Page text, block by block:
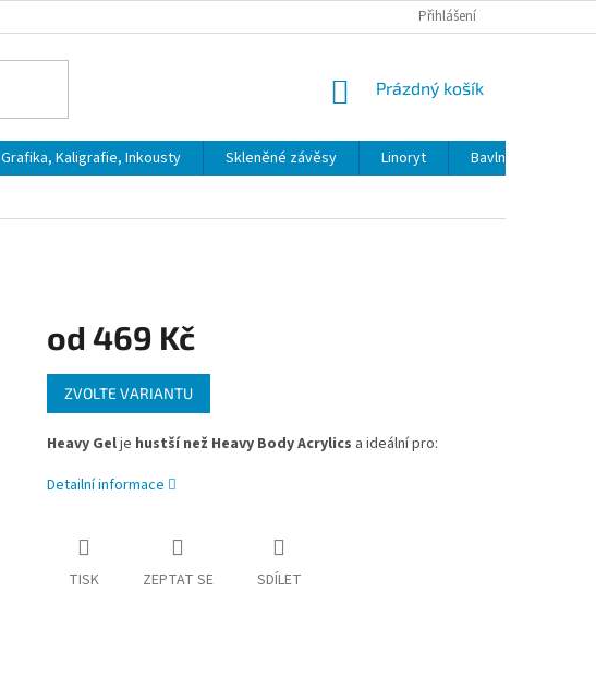
Přihlášení
NÁKUPNÍ
Prázdný košík
Grafika, Kaligrafie, Inkousty Skleněné závěsy Linoryt Bavlna
od 469 Kč
Měrná
cena:
ZVOLTE VARIANTU
Heavy Gelje hustší než Heavy Body Acrylics a ideální pro:
Detailní informace
TISK ZEPTAT SE SDÍLET